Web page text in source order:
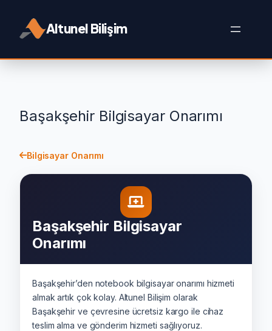
Altunel Bilişim
Başakşehir Bilgisayar Onarımı
Bilgisayar Onarımı
Başakşehir Bilgisayar
Onarımı
Başakşehir’den notebook bilgisayar onarımı hizmeti
almak artık çok kolay. Altunel Bilişim olarak
Başakşehir ve çevresine ücretsiz kargo ile cihaz
teslim alma ve gönderim hizmeti sağlıyoruz.